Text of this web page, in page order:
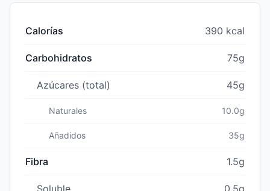
Calorías 390 kcal
Carbohidratos 75g
Azúcares (total) 45g
Naturales 10.0g
Añadidos 35g
Fibra 1.5g
Soluble 0.5g